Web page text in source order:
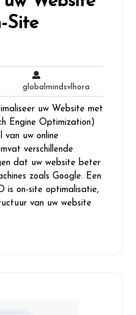
Site
globalmindsvlhora
uw Website met
Engine Optimization)
van uw online
verschillende
dat uw website beter
zoals Google. Een
is on-site optimalisatie,
van uw website